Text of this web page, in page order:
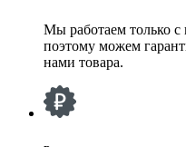
Мы работаем только
поэтому можем
нами товара.